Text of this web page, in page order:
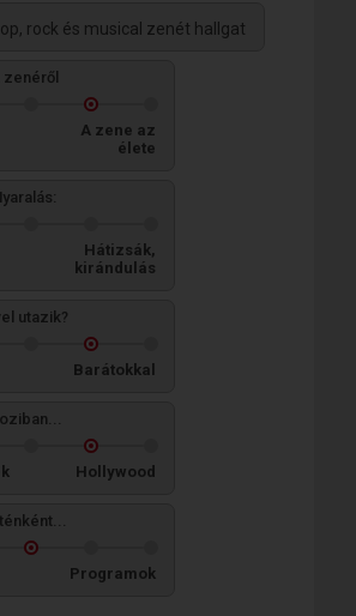
rock és musical zenét hallgat
zenéről
A zene az
élete
Hátizsák,
kirándulás
utazik?
Barátokkal
Hollywood
Programok